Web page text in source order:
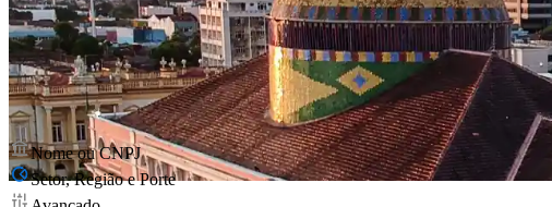
Nome ou CNPJ
Setor, Região e Porte